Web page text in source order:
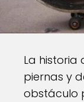
La historia
piernas y
obstáculo